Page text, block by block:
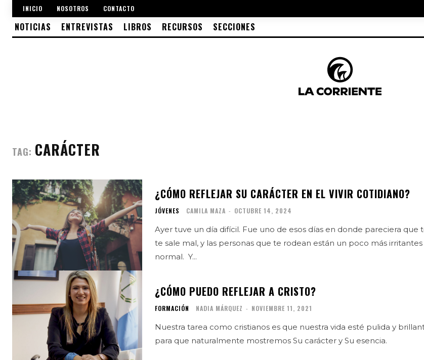
INICIO NOSOTROS CONTACTO
NOTICIAS ENTREVISTAS LIBROS RECURSOS SECCIONES
TAG: CARÁCTER
¿CÓMO REFLEJAR SU CARÁCTER EN EL VIVIR COTIDIANO?
JÓVENES CAMILA MAZA - OCTUBRE 14, 2024
Ayer tuve un día difícil. Fue uno de esos días en donde pareciera que
te sale mal, y las personas que te rodean están un poco más
normal. Y...
¿CÓMO PUEDO REFLEJAR A CRISTO?
FORMACIÓN NADIA MÁRQUEZ - NOVIEMBRE 11, 2021
Nuestra tarea como cristianos es que nuestra vida esté pulida y
para que naturalmente mostremos Su carácter y Su esencia.